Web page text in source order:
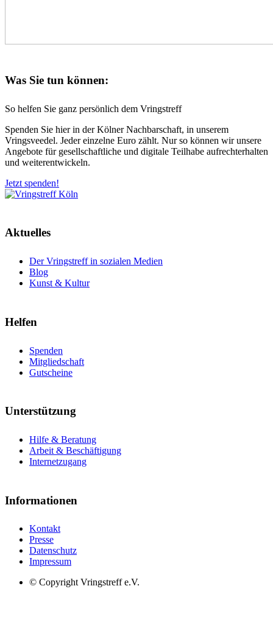
Was Sie tun können:
So helfen Sie ganz persönlich dem Vringstreff
Spenden Sie hier in der Kölner Nachbarschaft, in unserem
Vringsveedel. Jeder einzelne Euro zählt. Nur so können wir unsere
Angebote für gesellschaftliche und digitale Teilhabe aufrechterhalten
und weiterentwickeln.
Jetzt spenden!
Aktuelles
Der Vringstreff in sozialen Medien
Blog
Kunst & Kultur
Helfen
Spenden
Mitgliedschaft
Gutscheine
Unterstützung
Hilfe & Beratung
Arbeit & Beschäftigung
Internetzugang
Informationen
Kontakt
Presse
Datenschutz
Impressum
© Copyright Vringstreff e.V.